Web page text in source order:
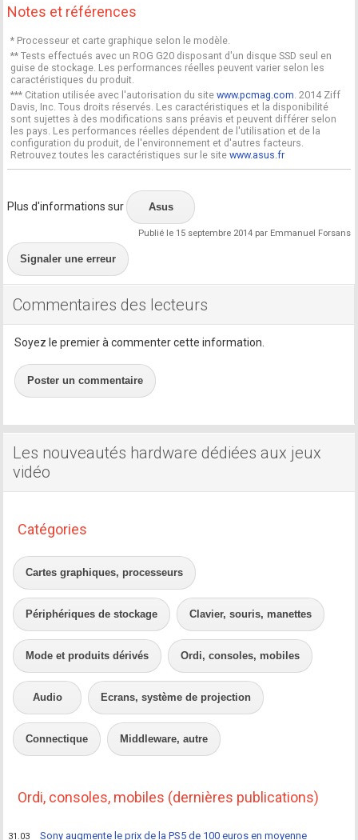
Notes et références
* Processeur et carte graphique selon le modèle.
** Tests effectués avec un ROG G20 disposant d'un disque SSD seul en
guise de stockage. Les performances réelles peuvent varier selon les
caractéristiques du produit.
*** Citation utilisée avec l'autorisation du sitewww.pcmag.com . 2014 Ziff
Davis, Inc. Tous droits réservés. Les caractéristiques et la disponibilité
sont sujettes à des modifications sans préavis et peuvent différer selon
les pays. Les performances réelles dépendent de l'utilisation et de la
configuration du produit, de l'environnement et d'autres facteurs.
Retrouvez toutes les caractéristiques sur le sitewww.asus.fr
Plus d'informations sur Asus
Publié le 15 septembre 2014 par Emmanuel Forsans
Signaler une erreur
Commentaires des lecteurs
Soyez le premier à commenter cette information.
Poster un commentaire
Les nouveautés hardware dédiées aux jeux
vidéo
Catégories
Cartes graphiques, processeurs
Périphériques de stockage Clavier, souris, manettes
Mode et produits dérivés Ordi, consoles, mobiles
Audio Ecrans, système de projection
Connectique Middleware, autre
Ordi, consoles, mobiles (dernières publications)
31.03 Sony augmente le prix de la PS5 de 100 euros en moyenne